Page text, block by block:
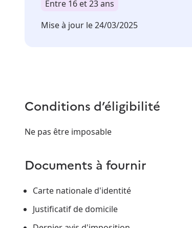
Entre 16 et 23 ans
Mise à jour le24/03/2025
Conditions d’éligibilité
Ne pas être imposable
Documents à fournir
Carte nationale d'identité
Justificatif de domicile